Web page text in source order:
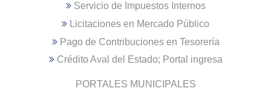
Servicio de Impuestos Internos
Licitaciones en Mercado Público
Pago de Contribuciones en Tesorería
Crédito Aval del Estado; Portal ingresa
PORTALES MUNICIPALES